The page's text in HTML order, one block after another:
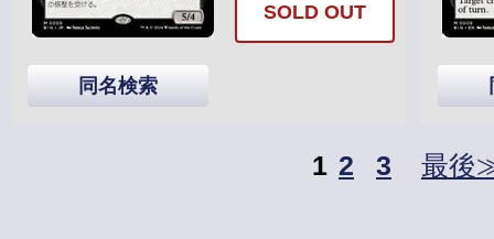
SOLD OUT
同名検索
1 2 3 最後